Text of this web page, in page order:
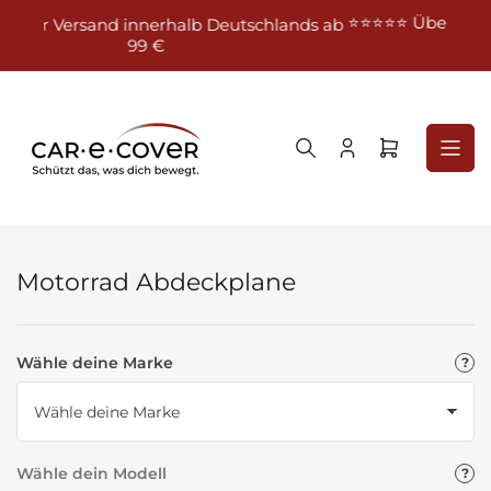
Inhalt
ab ⭐⭐⭐⭐⭐ Über 24.000 Bewertungen bei eBay –
Anmelden
Mini-
Warenkorb
Motorrad Abdeckplane
Wähle deine Marke
Wähle dein Modell